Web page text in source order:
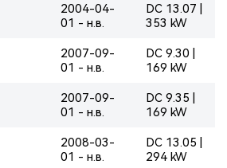
2004-04-
01 - н.в.
DC 13.07 |
353 kW
2007-09-
01 - н.в.
DC 9.30 |
169 kW
2007-09-
01 - н.в.
DC 9.35 |
169 kW
2008-03-
01 - н.в.
DC 13.05 |
294 kW